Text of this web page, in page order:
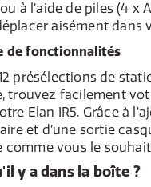
à l’aide de piles (4 x
aisément dans
de fonctionnalités
présélections de
trouvez facilement
Elan IR5. Grâce à
et d’une sortie
comme vous le
y a dans la boîte ?